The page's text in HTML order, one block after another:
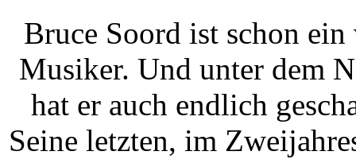
Bruce Soord ist schon ein
Musiker. Und unter dem
hat er auch endlich
Seine letzten, im